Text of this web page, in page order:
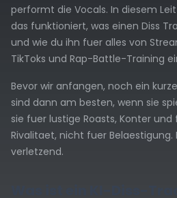
performt die Vocals. In diesem
das funktioniert, was einen Diss
und wie du ihn fuer alles von
TikToks und Rap-Battle-Training
Bevor wir anfangen, noch ein
sind dann am besten, wenn sie
sie fuer lustige Roasts, Konter
Rivalitaet, nicht fuer Belaestigung.
verletzend.